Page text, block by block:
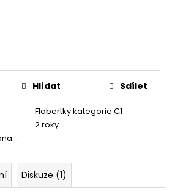
Flobertky kategorie C1
2 roky
Hlídat Sdílet
Diskuze (1)